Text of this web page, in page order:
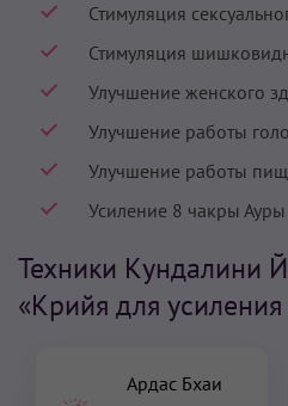
Стимуляция
Стимуляция
Улучшение женского
Улучшение работы
Улучшение работы
Усиление 8 чакры Ауры
Техники Кундалини
«Крийя для
Ардас Бхаи